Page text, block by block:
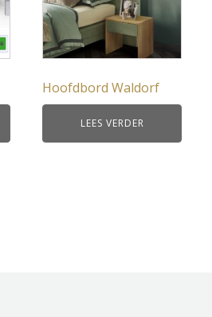
Hoofdbord Waldorf
LEES VERDER